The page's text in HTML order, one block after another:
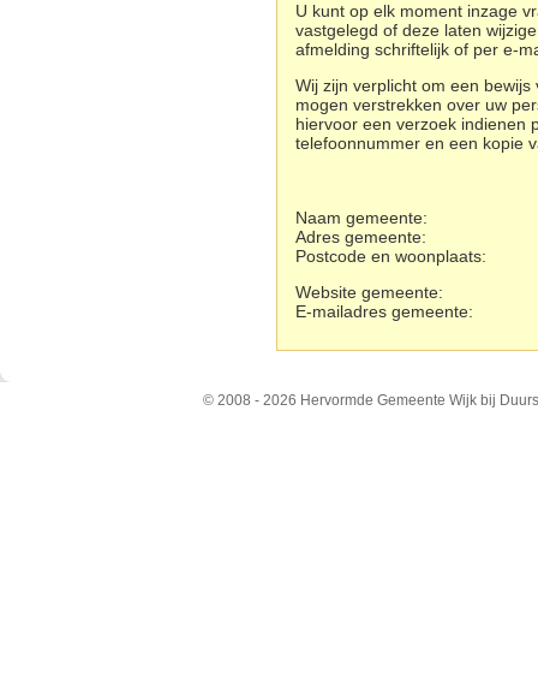
U kunt op elk moment inzage
vastgelegd of deze laten
afmelding schriftelijk of per e-
Wij zijn verplicht om een
mogen verstrekken over uw
hiervoor een verzoek indienen
telefoonnummer en een kopie
Naam gemeente:
Adres gemeente:
Postcode en woonplaats:
Website gemeente:
E-mailadres gemeente:
© 2008 - 2026 Hervormde Gemeente Wijk bij